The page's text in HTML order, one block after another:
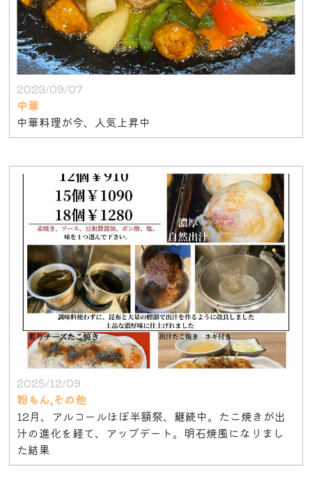
2023/09/07
中華
中華料理が今、人気上昇中
2025/12/09
粉もん,その他
12月、アルコールほぼ半額祭、継続中。たこ焼きが出
汁の進化を経て、アップデート。明石焼風になりまし
た結果